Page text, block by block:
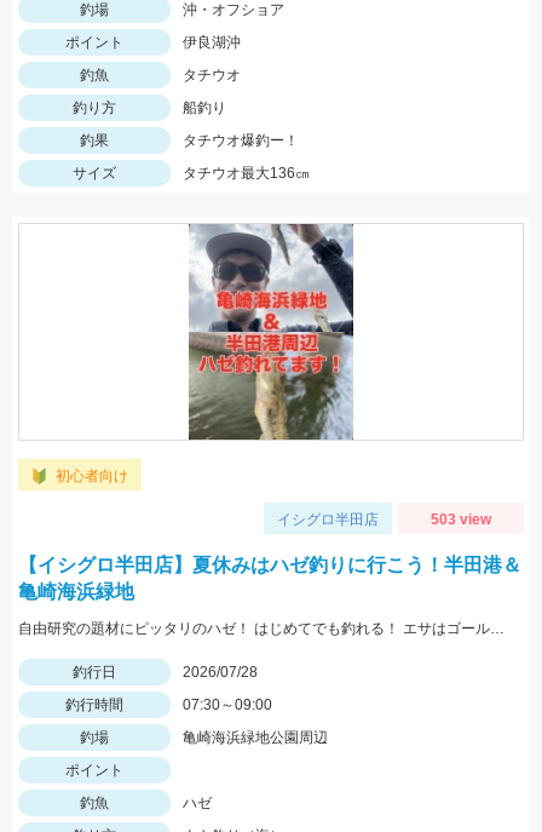
釣場
沖・オフショア
ポイント
伊良湖沖
釣魚
タチウオ
釣り方
船釣り
釣果
タチウオ爆釣ー！
サイズ
タチウオ最大136㎝
初心者向け
イシグロ半田店 503 view
【イシグロ半田店】夏休みはハゼ釣りに行こう！半田港＆
亀崎海浜緑地
自由研究の題材にピッタリのハゼ！ はじめてでも釣れる！ エサはゴールドイソメが最強！
釣行日
2026/07/28
釣行時間
07:30～09:00
釣場
亀崎海浜緑地公園周辺
ポイント
釣魚
ハゼ